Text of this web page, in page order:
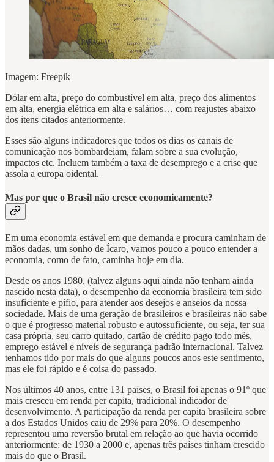
Imagem: Freepik
Dólar em alta, preço do combustível em alta, preço dos alimentos
em alta, energia elétrica em alta e salários… com reajustes abaixo
dos itens citados anteriormente.
Esses são alguns indicadores que todos os dias os canais de
comunicação nos bombardeiam, falam sobre a sua evolução,
impactos etc. Incluem também a taxa de desemprego e a crise que
assola a europa oidental.
Mas por que o Brasil não cresce economicamente?
Em uma economia estável em que demanda e procura caminham de
mãos dadas, um sonho de Ícaro, vamos pouco a pouco entender a
economia, como de fato, caminha hoje em dia.
Desde os anos 1980, (talvez alguns aqui ainda não tenham ainda
nascido nesta data), o desempenho da economia brasileira tem sido
insuficiente e pífio, para atender aos desejos e anseios da nossa
sociedade. Mais de uma geração de brasileiros e brasileiras não sabe
o que é progresso material robusto e autossuficiente, ou seja, ter sua
casa própria, seu carro quitado, cartão de crédito pago todo mês,
emprego estável e níveis de segurança padrão internacional. Talvez
tenhamos tido por mais do que alguns poucos anos este sentimento,
mas ele foi rápido e é coisa do passado.
Nos últimos 40 anos, entre 131 países, o Brasil foi apenas o 91º que
mais cresceu em renda per capita, tradicional indicador de
desenvolvimento. A participação da renda per capita brasileira sobre
a dos Estados Unidos caiu de 29% para 20%. O desempenho
representou uma reversão brutal em relação ao que havia ocorrido
anteriormente: de 1930 a 2000 e, apenas três países tinham crescido
mais do que o Brasil.